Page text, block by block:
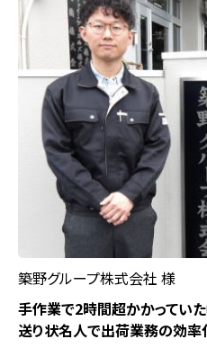
築野グループ株式会社 様
手作業で2時間超かかってい
送り状名人で出荷業務の効率